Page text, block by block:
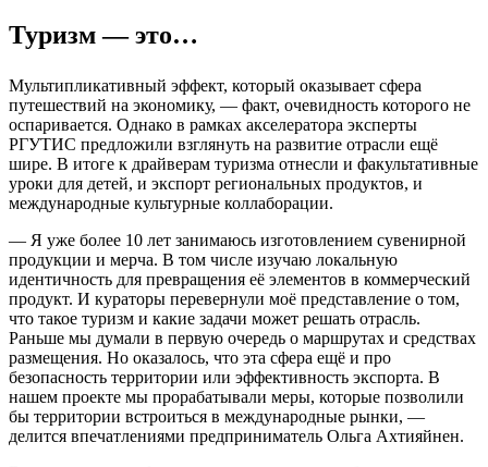
Туризм — это…
Мультипликативный эффект, который оказывает сфера
путешествий на экономику, — факт, очевидность которого не
оспаривается. Однако в рамках акселератора эксперты
РГУТИС предложили взглянуть на развитие отрасли ещё
шире. В итоге к драйверам туризма отнесли и факультативные
уроки для детей, и экспорт региональных продуктов, и
международные культурные коллаборации.
— Я уже более 10 лет занимаюсь изготовлением сувенирной
продукции и мерча. В том числе изучаю локальную
идентичность для превращения её элементов в коммерческий
продукт. И кураторы перевернули моё представление о том,
что такое туризм и какие задачи может решать отрасль.
Раньше мы думали в первую очередь о маршрутах и средствах
размещения. Но оказалось, что эта сфера ещё и про
безопасность территории или эффективность экспорта. В
нашем проекте мы прорабатывали меры, которые позволили
бы территории встроиться в международные рынки, —
делится впечатлениями предприниматель Ольга Ахтияйнен.